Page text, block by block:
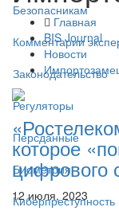
Безопасникам
Комментарии
Законодательство
Регуляторы
Персданные
Биометрия
Киберпреступность
Главная
BIS Journal
Новости
которое
цифрового
12 июля, 2023